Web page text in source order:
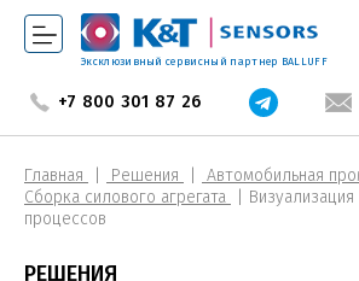
Эксклюзивный сервисный партнер BALLUFF
+7 800 301 87 26
Главная Решения
Автомобильная
Сборка силового агрегата
процессов
РЕШЕНИЯ